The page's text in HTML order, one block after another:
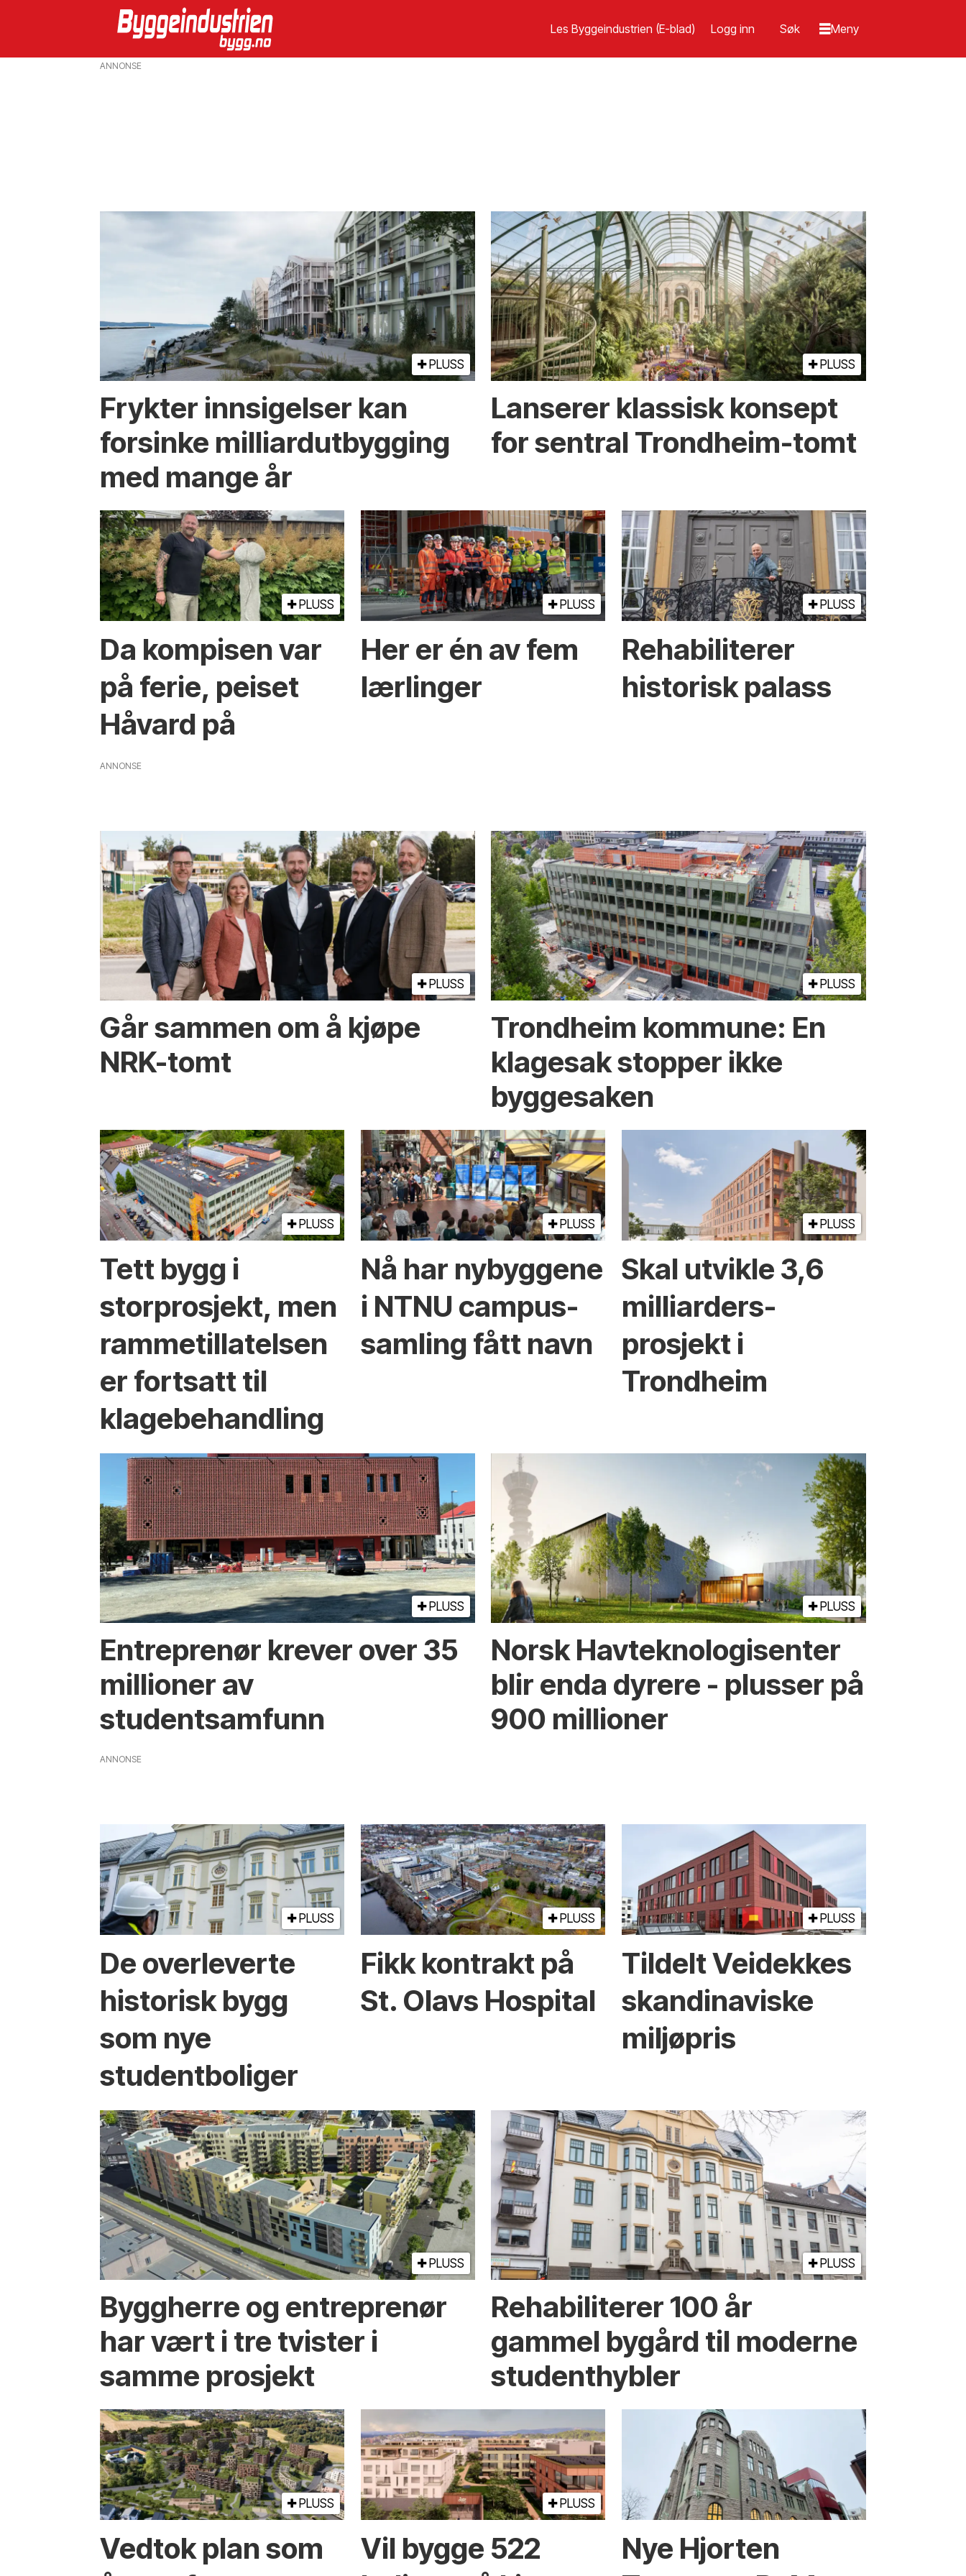
Les Byggeindustrien (E-blad) Logg inn
ANNONSE
PLUSS
Frykter innsigelser kan
forsinke milliard­utbygging
med mange år
PLUSS
Lanserer klassisk konsept
for sentral Trondheim-tomt
PLUSS
Da kompisen var
på ferie, peiset
Håvard på
PLUSS
Her er én av fem
lærlinger
PLUSS
Rehabiliterer
historisk palass
ANNONSE
PLUSS
Går sammen om å kjøpe
NRK-tomt
PLUSS
Trondheim kommune: En
klagesak stopper ikke
bygge­saken
PLUSS
Tett bygg i
storprosjekt, men
ramme­­tillatelsen
er fortsatt til
klagebehandling
PLUSS
Nå har nybyggene
i NTNU campus­
samling fått navn
PLUSS
Skal utvikle 3,6
milliarders-
prosjekt i
Trondheim
PLUSS
Entreprenør krever over 35
millioner av
studentsamfunn
PLUSS
Norsk Havteknologi­senter
blir enda dyrere - plusser på
900 millioner
ANNONSE
PLUSS
De overleverte
historisk bygg
som nye
studentboliger
PLUSS
Fikk kontrakt på
St. Olavs Hospital
PLUSS
Tildelt Veidekkes
skandinaviske
miljøpris
PLUSS
Byggherre og entreprenør
har vært i tre tvister i
samme prosjekt
PLUSS
Rehabiliterer 100 år
gammel bygård til moderne
studenthybler
PLUSS
Vedtok plan som
PLUSS
Vil bygge 522
Nye Hjorten